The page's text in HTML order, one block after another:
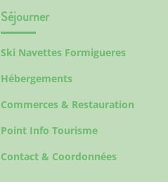
Séjourner
Ski Navettes Formigueres
Hébergements
Commerces & Restauration
Point Info Tourisme
Contact & Coordonnées